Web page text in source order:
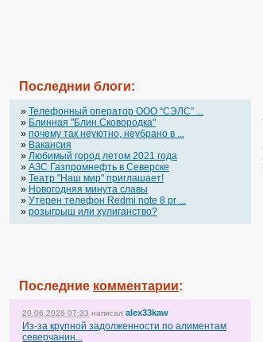
Последнии блоги:
» Телефонный оператор OOO “СЭЛС” ...
» Блинная "Блин.Сковородка"
» почему так неуютно, неубрано в ...
» Вакансия
» Любимый город летом 2021 года
» АЗС Газпромнефть в Северске
» Театр "Наш мир" приглашает!
» Новогодняя минута славы
» Утерен телефон Redmi note 8 pr ...
» розыгрыш или хулиганство?
Последние комментарии:
20.06.2026 07:33 написал alex33kaw
Из-за крупной задолженности по алиментам
северчанин...